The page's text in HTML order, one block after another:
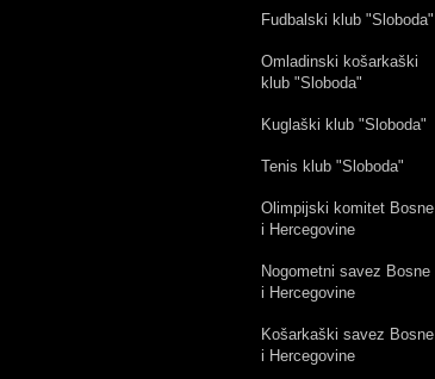
Fudbalski klub "Sloboda"
Omladinski košarkaški
klub "Sloboda"
Kuglaški klub "Sloboda"
Tenis klub "Sloboda"
Olimpijski komitet Bosne
i Hercegovine
Nogometni savez Bosne
i Hercegovine
Košarkaški savez Bosne
i Hercegovine